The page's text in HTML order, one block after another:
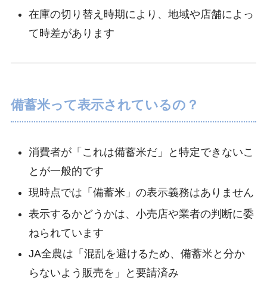
在庫の切り替え時期により、地域や店舗によっ
て時差があります
備蓄米って表示されているの？
消費者が「これは備蓄米だ」と特定できないこ
とが一般的です
現時点では「備蓄米」の表示義務はありません
表示するかどうかは、小売店や業者の判断に委
ねられています
JA全農は「混乱を避けるため、備蓄米と分か
らないよう販売を」と要請済み